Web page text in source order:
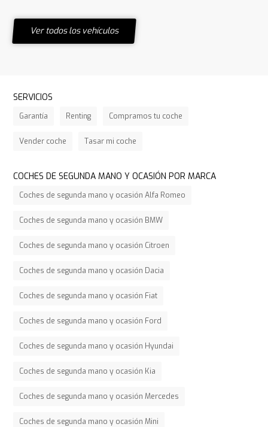
Ver todos los vehículos
SERVICIOS
Garantía Renting Compramos tu coche
Vender coche Tasar mi coche
COCHES DE SEGUNDA MANO Y OCASIÓN POR MARCA
Coches de segunda mano y ocasión Alfa Romeo
Coches de segunda mano y ocasión BMW
Coches de segunda mano y ocasión Citroen
Coches de segunda mano y ocasión Dacia
Coches de segunda mano y ocasión Fiat
Coches de segunda mano y ocasión Ford
Coches de segunda mano y ocasión Hyundai
Coches de segunda mano y ocasión Kia
Coches de segunda mano y ocasión Mercedes
Coches de segunda mano y ocasión Mini